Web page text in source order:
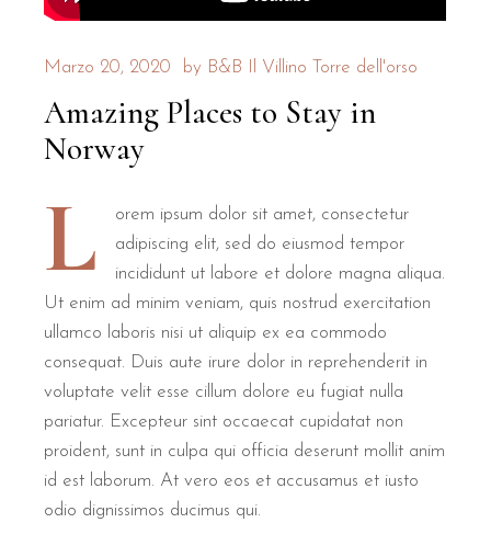
Articuli Relati
Explora alia scripta de itineribus, cultura et gastronomia in Italia
FAQ
Quae sunt quaedam loca mirabilia ad
Articulus varias accommodationes singulares per Norvegiam
Suntne deversoria luxuriosa vel
Etiam, dux includit plura deversoria luxuriosa quae altae
Possumne invenire
Articulus etiam optiones parvas pretiosas, ut cabinas budget,
Marzo 20, 2020 by B&B Il Villino Torre dell'orso
Amazing Places to Stay in
Norway
L
orem ipsum dolor sit amet, consectetur
adipiscing elit, sed do eiusmod tempor
incididunt ut labore et dolore magna aliqua.
Ut enim ad minim veniam, quis nostrud exercitation
ullamco laboris nisi ut aliquip ex ea commodo
consequat. Duis aute irure dolor in reprehenderit in
voluptate velit esse cillum dolore eu fugiat nulla
pariatur. Excepteur sint occaecat cupidatat non
proident, sunt in culpa qui officia deserunt mollit anim
id est laborum. At vero eos et accusamus et iusto
odio dignissimos ducimus qui.